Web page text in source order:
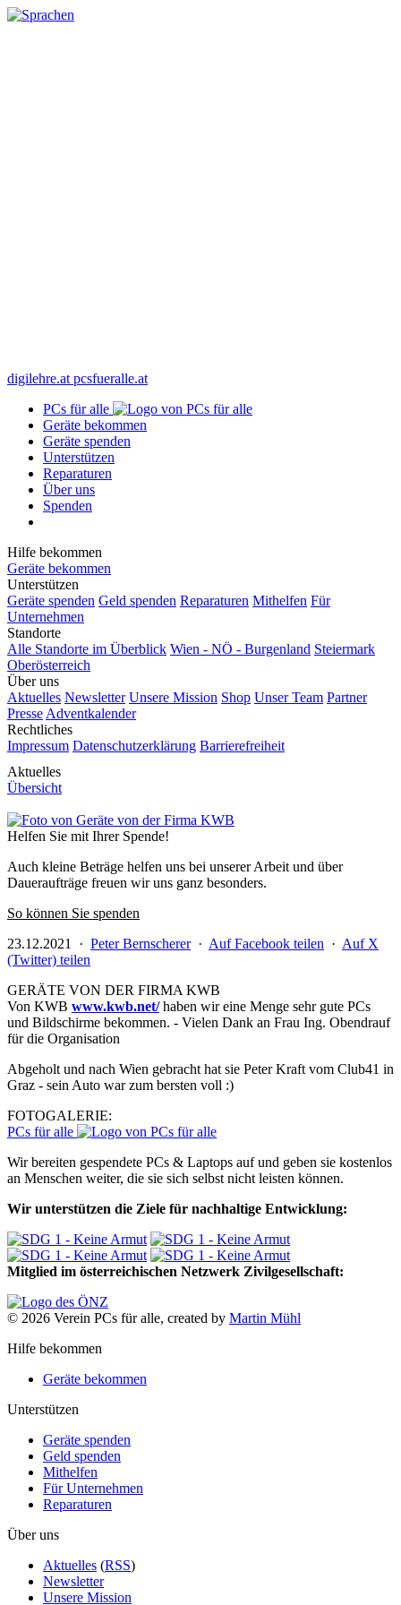
digilehre.at pcsfueralle.at
PCs für alle
Geräte bekommen
Geräte spenden
Unterstützen
Reparaturen
Über uns
Spenden
Hilfe bekommen
Geräte bekommen
Unterstützen
Geräte spenden Geld spenden Reparaturen Mithelfen Für
Unternehmen
Standorte
Alle Standorte im Überblick Wien - NÖ - Burgenland Steiermark
Oberösterreich
Über uns
Aktuelles Newsletter Unsere Mission Shop Unser Team Partner
Presse Adventkalender
Rechtliches
Impressum Datenschutzerklärung Barrierefreiheit
Aktuelles
Übersicht
Helfen Sie mit Ihrer Spende!
Auch kleine Beträge helfen uns bei unserer Arbeit und über
Daueraufträge freuen wir uns ganz besonders.
So können Sie spenden
23.12.2021 · Peter Bernscherer· Auf Facebook teilen · Auf X
(Twitter) teilen
GERÄTE VON DER FIRMA KWB
Von KWB www.kwb.net/ haben wir eine Menge sehr gute PCs
und Bildschirme bekommen. - Vielen Dank an Frau Ing. Obendrauf
für die Organisation
Abgeholt und nach Wien gebracht hat sie Peter Kraft vom Club41 in
Graz - sein Auto war zum bersten voll :)
FOTOGALERIE:
PCs für alle
Wir bereiten gespendete PCs & Laptops auf und geben sie kostenlos
an Menschen weiter, die sie sich selbst nicht leisten können.
Wir unterstützen die Ziele für nachhaltige Entwicklung:
Mitglied im österreichischen Netzwerk Zivilgesellschaft:
© 2026 Verein PCs für alle, created by Martin Mühl
Hilfe bekommen
Geräte bekommen
Unterstützen
Geräte spenden
Geld spenden
Mithelfen
Für Unternehmen
Reparaturen
Über uns
Aktuelles (RSS)
Newsletter
Unsere Mission